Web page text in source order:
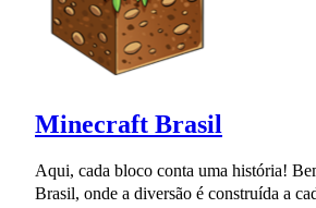
Minecraft Brasil
Aqui, cada bloco conta uma história!
Brasil, onde a diversão é construída a